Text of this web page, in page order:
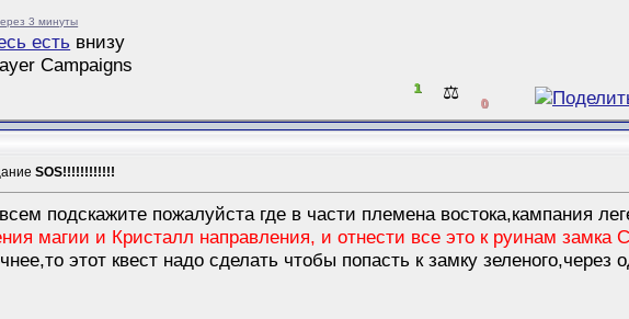
3 минуты
есть внизу
Campaigns
1 ⚖️ 0
SOS!!!!!!!!!!!!
подскажите пожалуйста где в части племена востока,кампания
магии и Кристалл направления, и отнести все это к руинам замка
этот квест надо сделать чтобы попасть к замку зеленого,через